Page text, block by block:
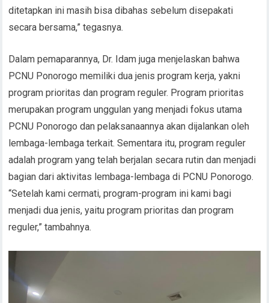
ditetapkan ini masih bisa dibahas sebelum disepakati
secara bersama,” tegasnya.
Dalam pemaparannya, Dr. Idam juga menjelaskan bahwa
PCNU Ponorogo memiliki dua jenis program kerja, yakni
program prioritas dan program reguler. Program prioritas
merupakan program unggulan yang menjadi fokus utama
PCNU Ponorogo dan pelaksanaannya akan dijalankan oleh
lembaga-lembaga terkait. Sementara itu, program reguler
adalah program yang telah berjalan secara rutin dan menjadi
bagian dari aktivitas lembaga-lembaga di PCNU Ponorogo.
“Setelah kami cermati, program-program ini kami bagi
menjadi dua jenis, yaitu program prioritas dan program
reguler,” tambahnya.